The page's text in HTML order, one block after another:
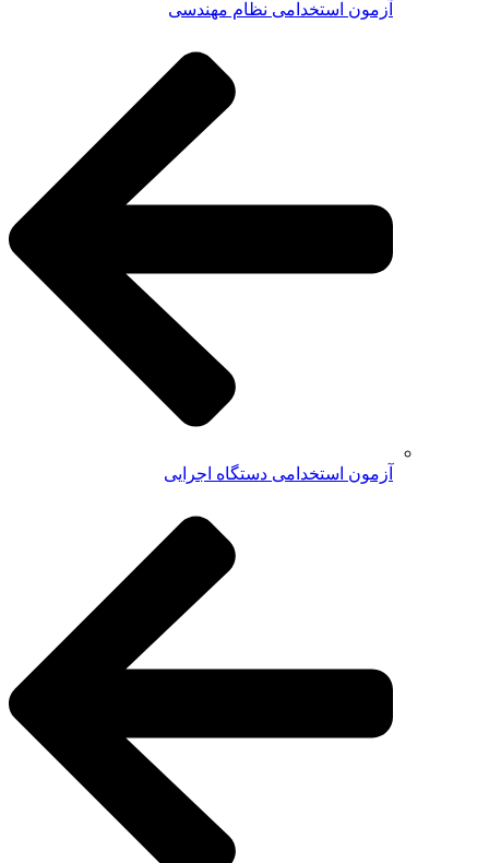
آزمون استخدامی نظام مهندسی
آزمون استخدامی دستگاه اجرایی